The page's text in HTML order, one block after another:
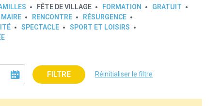
FÊTE DE VILLAGE FORMATION
GRATUIT
MAIRE RENCONTRE
RÉSURGENCE
SPECTACLE
SPORT ET LOISIRS
FILTRE Réinitialiser le filtre